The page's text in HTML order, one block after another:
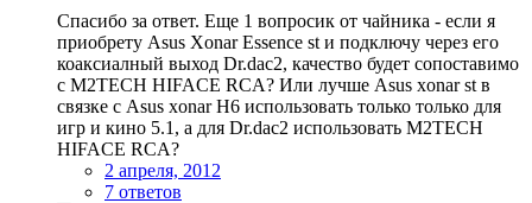
Спасибо за ответ. Еще 1 вопросик от чайника - если я
приобрету Asus Xonar Essence st и подключу через его
коаксиалный выход Dr.dac2, качество будет сопоставимо
с M2TECH HIFACE RCA? Или лучше Asus xonar st в
связке с Asus xonar H6 использовать только только для
игр и кино 5.1, а для Dr.dac2 использовать M2TECH
HIFACE RCA?
2 апреля, 2012
7 ответов